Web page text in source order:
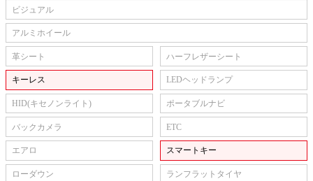
ビジュアル
アルミホイール
革シート ハーフレザーシート
キーレス LEDヘッドランプ
HID(キセノンライト) ポータブルナビ
バックカメラ ETC
エアロ スマートキー
ローダウン ランフラットタイヤ